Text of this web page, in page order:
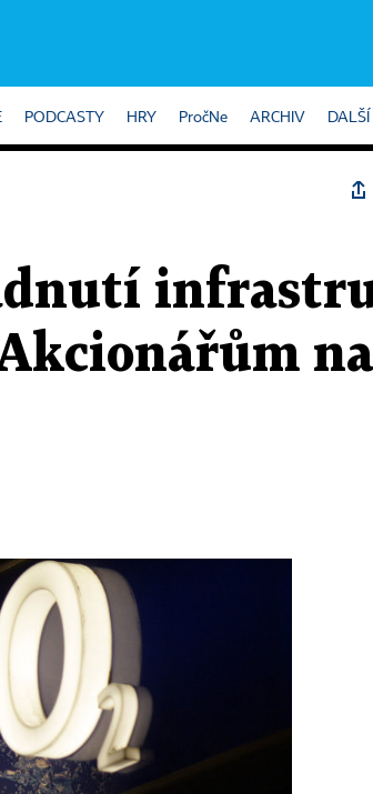
PODCASTY HRY PročNe ARCHIV DALŠÍ